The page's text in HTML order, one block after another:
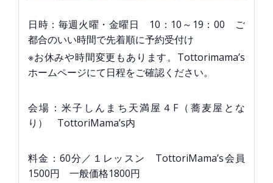
日時：毎週火曜・金曜日 10：10～19：00 ご
都合のいい時間で先着順に予約受付け
※お休みや時間変更もあります。Tottorimama’s
ホームページにて日程をご確認ください。
会場：米子しんまち天満屋４F（蕎麦屋とな
り） TottoriMama’s内
料金：60分／１レッスン TottoriMama’s会員
1500円 一般価格1800円